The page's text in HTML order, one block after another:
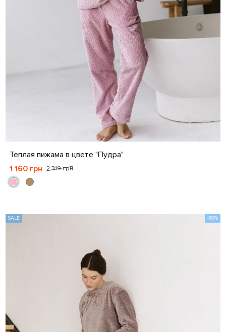
S M L XL
Теплая пижама в цвете "Пудра"
2 319 грн
1 160 грн